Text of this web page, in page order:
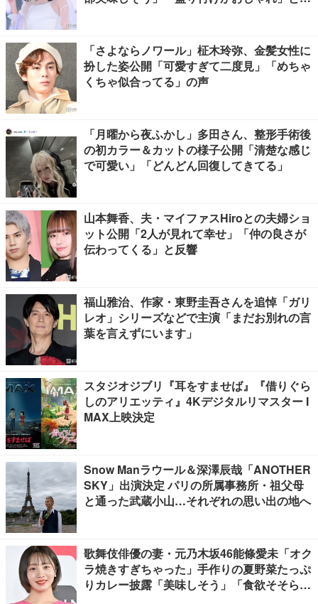
「さよならノワール」柾木玲弥、金髪女性に
扮した姿公開「可愛すぎて二度見」「めちゃ
くちゃ似合ってる」の声
「月曜から夜ふかし」多田さん、整形手術後
の初カラー＆カットの様子公開「清楚な感じ
で可愛い」「どんどん回復してきてる」
山本舞香、夫・マイファスHiroとの夫婦ショ
ット公開「2人が見れて幸せ」「仲の良さが
伝わってくる」と反響
福山雅治、作家・東野圭吾さんを追悼「ガリ
レオ」シリーズなどで主演「まだお別れの言
葉を言えずにいます」
スタジオジブリ『耳をすませば』『借りぐら
しのアリエッティ』4Kデジタルリマスター I
MAX上映決定
Snow Manラウール＆深澤辰哉「ANOTHER
SKY」出演決定 パリの所属事務所・祖父母
と通った武蔵小山…それぞれの思い出の地へ
歌舞伎俳優の妻・元乃木坂46能條愛未「オク
ラ焼きすぎちゃった」手作りの夏野菜たっぷ
りカレー披露「美味しそう」「食欲そそられ